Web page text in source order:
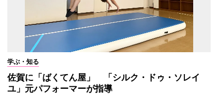
学ぶ・知る
佐賀に「ばくてん屋」 「シルク・ドゥ・ソレイ
ユ」元パフォーマーが指導